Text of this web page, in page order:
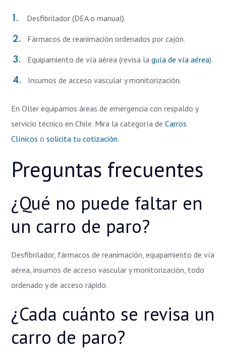
Desfibrilador (DEA o manual).
Fármacos de reanimación ordenados por cajón.
Equipamiento de vía aérea (revisa laguía de vía aérea).
Insumos de acceso vascular y monitorización.
En Oller equipamos áreas de emergencia con respaldo y
servicio técnico en Chile. Mira la categoría deCarros
Clínicos osolicita tu cotización.
Preguntas frecuentes
¿Qué no puede faltar en
un carro de paro?
Desfibrilador, fármacos de reanimación, equipamiento de vía
aérea, insumos de acceso vascular y monitorización, todo
ordenado y de acceso rápido.
¿Cada cuánto se revisa un
carro de paro?